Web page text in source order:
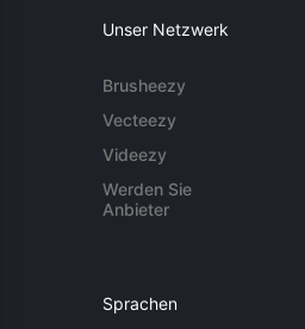
Unser Netzwerk
Brusheezy
Vecteezy
Videezy
Werden Sie
Anbieter
Sprachen